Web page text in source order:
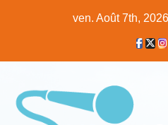
ven. Août 7th, 2026